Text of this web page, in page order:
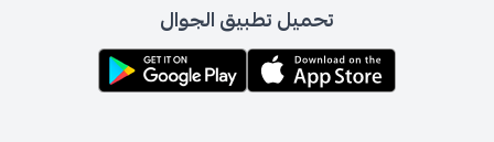
تحميل تطبيق الجوال